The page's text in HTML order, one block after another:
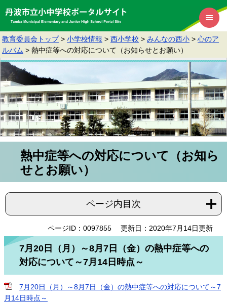
教育委員会トップ > 小学校情報 > 西小学校 > みんなの西小 > 心のア
ルバム > 熱中症等への対応について（お知らせとお願い）
熱中症等への対応について（お知ら
せとお願い）
ページ内目次
ページID：0097855 更新日：2020年7月14日更新
7月20日（月）～8月7日（金）の熱中症等への
対応について～7月14日時点～
7月20日（月）～8月7日（金）の熱中症等への対応について～7
月14日時点～